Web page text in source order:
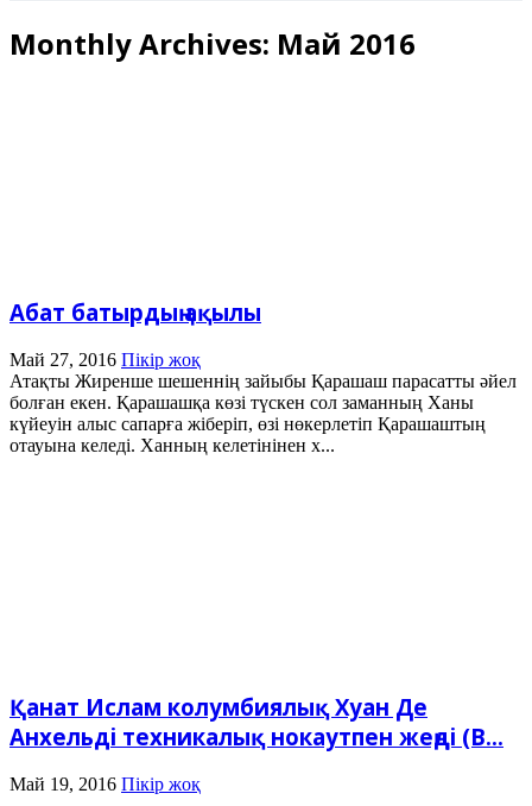
Monthly Archives: Май 2016
Абат батырдың ақылы
Май 27, 2016 Пікір жоқ
Атақты Жиренше шешеннің зайыбы Қарашаш парасатты әйел
болған екен. Қарашашқа көзі түскен сол заманның Ханы
күйеуін алыс сапарға жіберіп, өзі нөкерлетіп Қарашаштың
отауына келеді. Ханның келетінінен х...
Қанат Ислам колумбиялық Хуан Де
Анхельді техникалық нокаутпен жеңді (В...
Май 19, 2016 Пікір жоқ